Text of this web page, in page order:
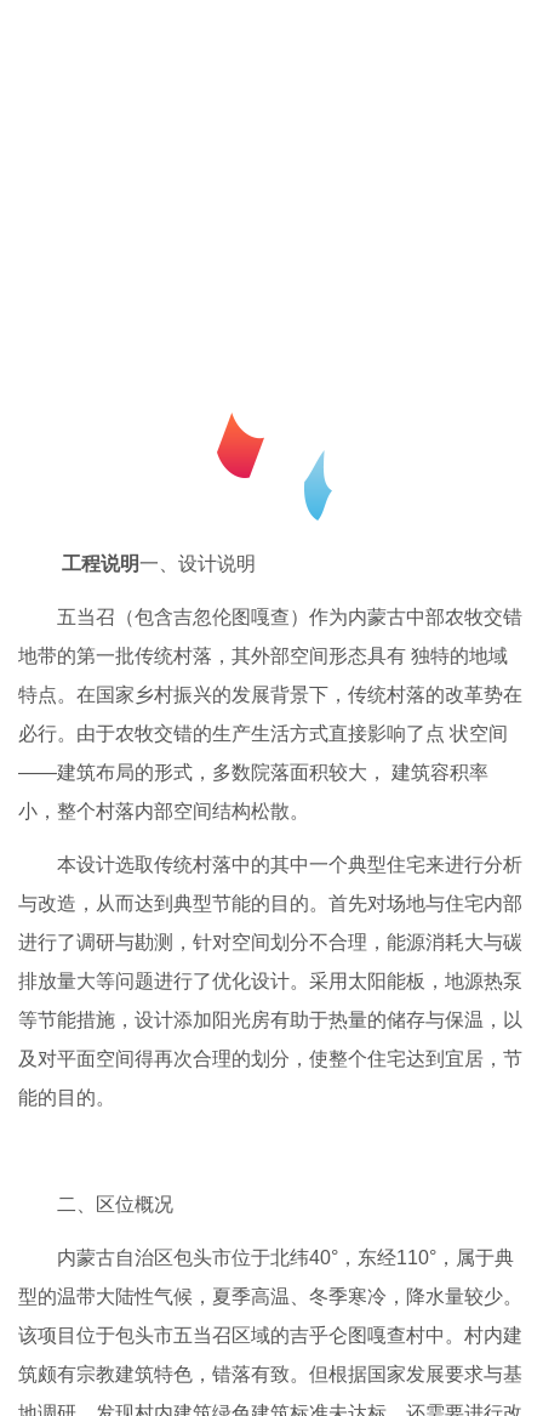
工程说明一、设计说明
五当召（包含吉忽伦图嘎查）作为内蒙古中部农牧交错
地带的第一批传统村落，其外部空间形态具有 独特的地域
特点。在国家乡村振兴的发展背景下，传统村落的改革势在
必行。由于农牧交错的生产生活方式直接影响了点 状空间
——建筑布局的形式，多数院落面积较大， 建筑容积率
小，整个村落内部空间结构松散。
本设计选取传统村落中的其中一个典型住宅来进行分析
与改造，从而达到典型节能的目的。首先对场地与住宅内部
进行了调研与勘测，针对空间划分不合理，能源消耗大与碳
排放量大等问题进行了优化设计。采用太阳能板，地源热泵
等节能措施，设计添加阳光房有助于热量的储存与保温，以
及对平面空间得再次合理的划分，使整个住宅达到宜居，节
能的目的。
二、区位概况
内蒙古自治区包头市位于北纬40°，东经110°，属于典
型的温带大陆性气候，夏季高温、冬季寒冷，降水量较少。
该项目位于包头市五当召区域的吉乎仑图嘎查村中。村内建
筑颇有宗教建筑特色，错落有致。但根据国家发展要求与基